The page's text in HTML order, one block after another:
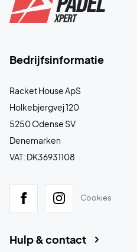
Bedrijfsinformatie
Racket House ApS
Holkebjergvej 120
5250 Odense SV
Denemarken
VAT: DK36931108
Cookies
Hulp & contact